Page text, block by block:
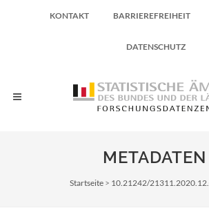
KONTAKT BARRIEREFREIHEIT
DATENSCHUTZ
METADATEN
Pfadnavigation
Startseite 10.21242/